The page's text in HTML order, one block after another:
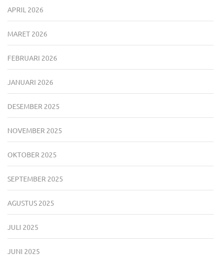
APRIL 2026
MARET 2026
FEBRUARI 2026
JANUARI 2026
DESEMBER 2025
NOVEMBER 2025
OKTOBER 2025
SEPTEMBER 2025
AGUSTUS 2025
JULI 2025
JUNI 2025